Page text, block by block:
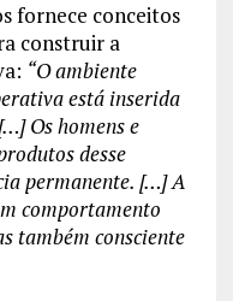
fornece conceitos
construir a
“O ambiente
está inserida
Os homens e
desse
permanente. […] A
comportamento
também consciente